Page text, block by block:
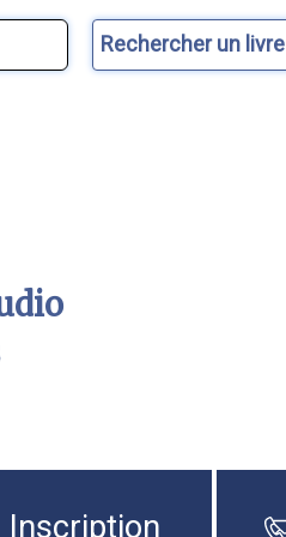
Inscription